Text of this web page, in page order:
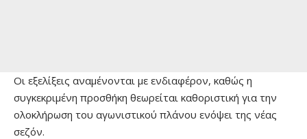
Οι εξελίξεις αναμένονται με ενδιαφέρον, καθώς η
συγκεκριμένη προσθήκη θεωρείται καθοριστική για την
ολοκλήρωση του αγωνιστικού πλάνου ενόψει της νέας
σεζόν.